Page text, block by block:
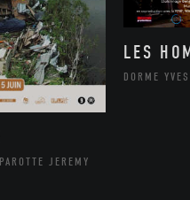
JEREMY
LES
DORME YVES